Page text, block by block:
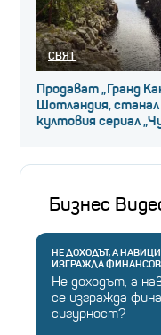
СВЯТ
Продават „Гранд
Шотландия,
култовия сериал
Бизнес
НЕ ДОХОДЪТ, А
ИЗГРАЖДА
Не доходът, а
се изгражда
сигурност?